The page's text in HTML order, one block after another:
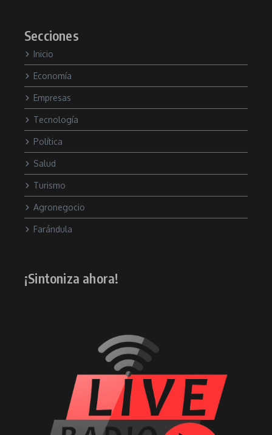
Secciones
Inicio
Economía
Empresas
Tecnología
Política
Salud
Turismo
Agronegocio
Farándula
¡Sintoniza ahora!